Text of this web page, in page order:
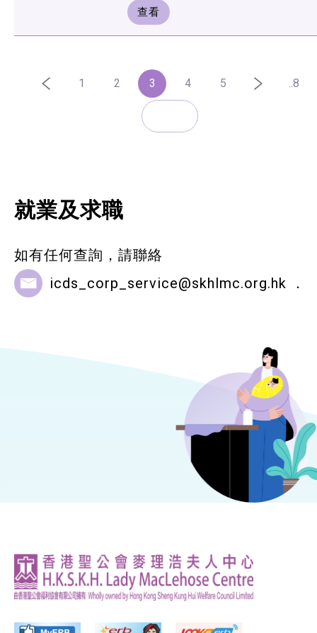
查看
1 2 3 4 5 ..8
就業及求職
如有任何查詢，請聯絡
icds_corp_service@skhlmc.org.hk ．